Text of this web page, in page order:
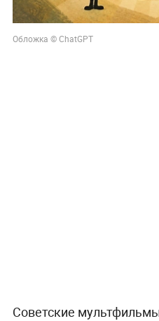
Обложка © ChatGPT
Советские